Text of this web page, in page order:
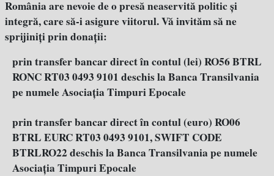
România are nevoie de o presă neaservită politic şi
integră, care să-i asigure viitorul. Vă invităm să ne
sprijiniţi prin donaţii:
prin transfer bancar direct în contul (lei) RO56 BTRL
RONC RT03 0493 9101 deschis la Banca Transilvania
pe numele Asociația Timpuri Epocale
prin transfer bancar direct în contul (euro) RO06
BTRL EURC RT03 0493 9101, SWIFT CODE
BTRLRO22 deschis la Banca Transilvania pe numele
Asociația Timpuri Epocale